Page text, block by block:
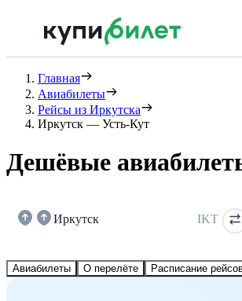
Главная
Авиабилеты
Рейсы из Иркутска
Иркутск — Усть-Кут
Дешёвые
Иркутск IKT
Авиабилеты О перелёте Расписание